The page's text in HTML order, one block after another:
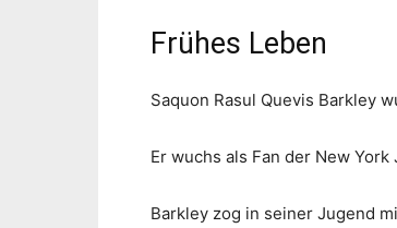
Frühes Leben
Saquon Rasul Quevis Barkley
Er wuchs als Fan der New
Barkley zog in seiner Jugend